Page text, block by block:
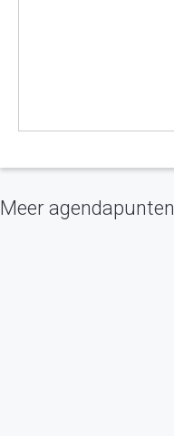
Meer agendapunten